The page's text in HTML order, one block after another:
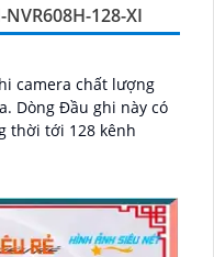
128-XI
camera chất lượng
thời tới 128 kênh